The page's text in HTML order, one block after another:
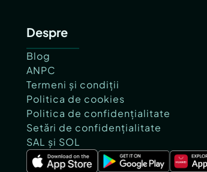
Despre
Blog
ANPC
Termeni și condiții
Politica de cookies
Politica de confidențialitate
Setări de confidențialitate
SAL și SOL